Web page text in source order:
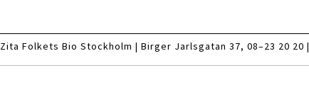
Zita Folkets Bio Stockholm | Birger Jarlsgatan 37, 08–23 20 20 |